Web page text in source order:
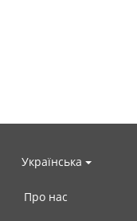
Українська
Про нас